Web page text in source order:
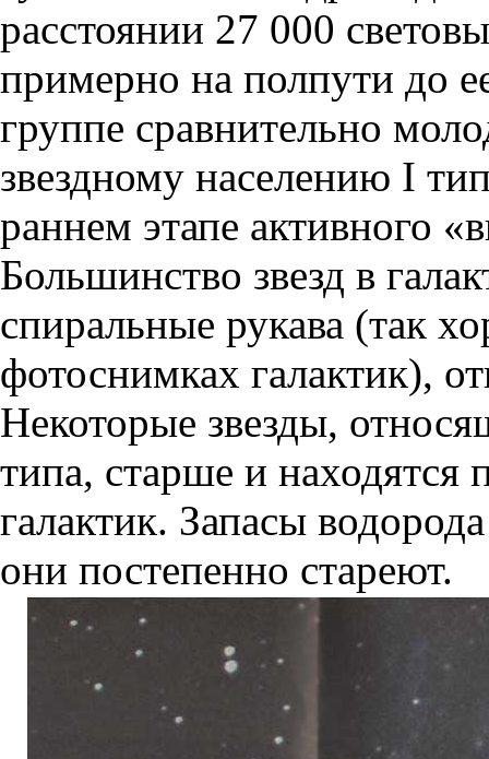
расстоянии 27 000
примерно на полпути до
группе сравнительно
звездному населению I
раннем этапе активного
Большинство звезд в
спиральные рукава (так
фотоснимках галактик),
Некоторые звезды,
типа, старше и находятся
галактик. Запасы
они постепенно стареют.